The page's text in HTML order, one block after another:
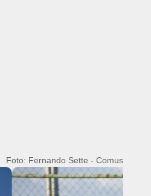
Foto: Fernando Sette - Comus